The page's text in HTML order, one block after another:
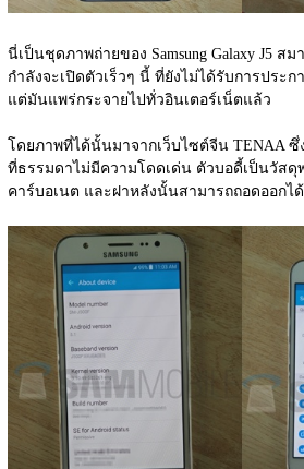
นี่เป็นชุดภาพถ่ายของ Samsung Galaxy J5 ส
กำลังจะเปิดตัวเร็วๆ นี้ ที่ยังไม่ได้รับการประก
แต่มันแพร่กระจายไปทั่วอินเตอร์เน็ตแล้ว
โดยภาพที่ได้นั้นมาจากเว็บไซต์จีน TENAA
ที่ธรรมดาไม่มีความโดดเด่น ตัวบอดี้เป็นวัสดุ
คาร์บอเนต และฝาหลังนั้นสามารถถอดออกได้